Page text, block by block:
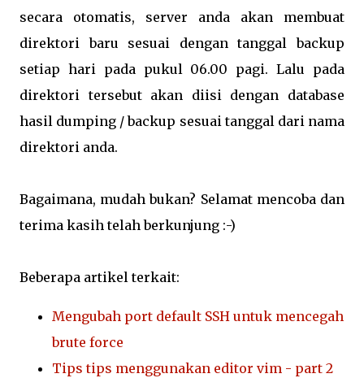
secara otomatis, server anda akan membuat
direktori baru sesuai dengan tanggal backup
setiap hari pada pukul 06.00 pagi. Lalu pada
direktori tersebut akan diisi dengan database
hasil dumping / backup sesuai tanggal dari nama
direktori anda.
Bagaimana, mudah bukan? Selamat mencoba dan
terima kasih telah berkunjung :-)
Beberapa artikel terkait:
Mengubah port default SSH untuk mencegah
brute force
Tips tips menggunakan editor vim - part 2